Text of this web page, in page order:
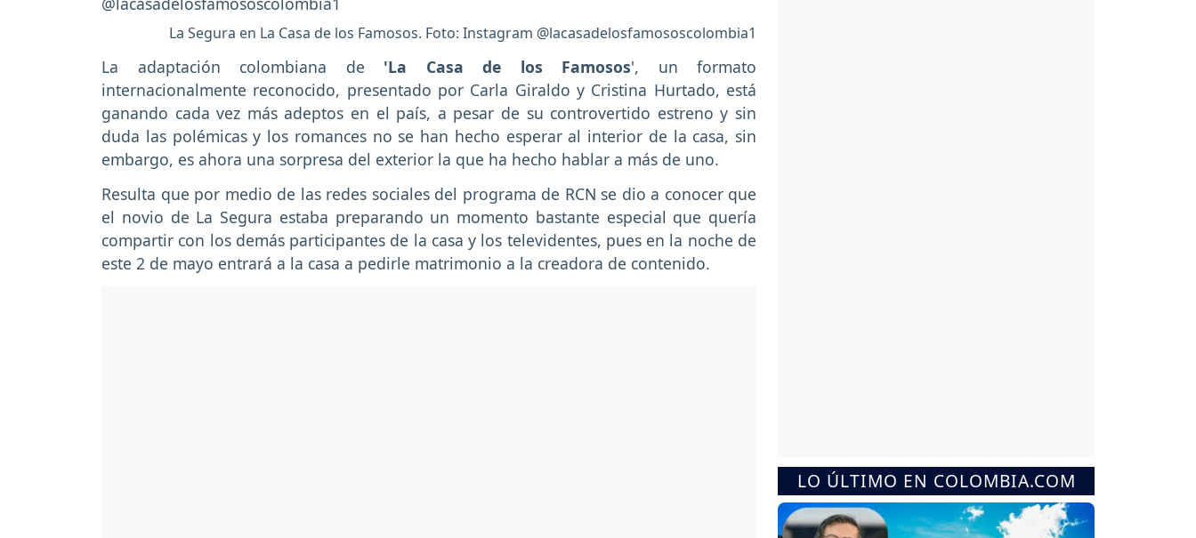
La Segura en La Casa de los Famosos. Foto: Instagram @lacasadelosfamososcolombia1
La adaptación colombiana de 'La Casa de los Famosos', un formato
internacionalmente reconocido, presentado por Carla Giraldo y Cristina Hurtado, está
ganando cada vez más adeptos en el país, a pesar de su controvertido estreno y sin
duda las polémicas y los romances no se han hecho esperar al interior de la casa, sin
embargo, es ahora una sorpresa del exterior la que ha hecho hablar a más de uno.
Resulta que por medio de las redes sociales del programa de RCN se dio a conocer que
el novio de La Segura estaba preparando un momento bastante especial que quería
compartir con los demás participantes de la casa y los televidentes, pues en la noche de
este 2 de mayo entrará a la casa a pedirle matrimonio a la creadora de contenido.
LO ÚLTIMO EN COLOMBIA.COM